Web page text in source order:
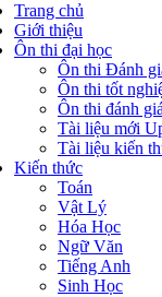
Trang chủ
Giới thiệu
Ôn thi đại học
Ôn thi Đánh
Ôn thi tốt
Ôn thi đánh
Tài liệu mới
Tài liệu kiến
Kiến thức
Toán
Vật Lý
Hóa Học
Ngữ Văn
Tiếng Anh
Sinh Học